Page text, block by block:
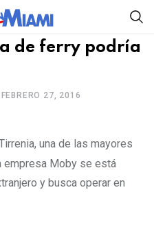
de ferry podría
FEBRERO 27, 2016
una de las mayores
empresa Moby se está
y busca operar en